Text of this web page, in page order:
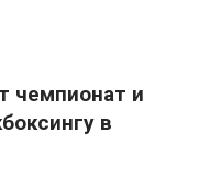
чемпионат и
в